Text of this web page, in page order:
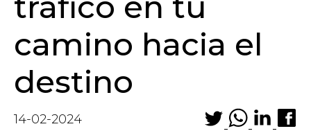
camino hacia el
destino
14-02-2024